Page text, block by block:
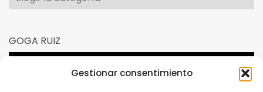
Gestionar consentimiento
GOGA RUIZ
Reproductor